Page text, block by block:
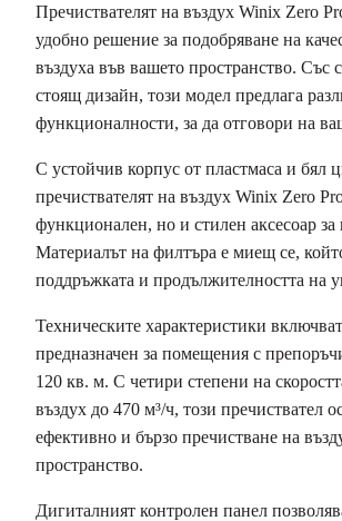
Пречиствателят на въздух Winix Zero
удобно решение за подобряване на
въздуха във вашето пространство. Със
стоящ дизайн, този модел предлага
функционалности, за да отговори на
С устойчив корпус от пластмаса и бял
пречиствателят на въздух Winix Zero
функционален, но и стилен аксесоар
Материалът на филтъра е миещ се,
поддръжката и продължителността на
Техническите характеристики
предназначен за помещения с
120 кв. м. С четири степени на
въздух до 470 м³/ч, този пречиствател
ефективно и бързо пречистване на
пространство.
Дигиталният контролен панел